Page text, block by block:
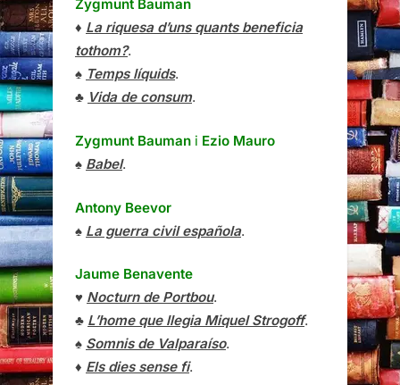
Zygmunt Bauman
♦ La riquesa d’uns quants beneficia
tothom?.
♠ Temps líquids.
♣ Vida de consum.
Zygmunt Bauman i Ezio Mauro
♠ Babel.
Antony Beevor
♠ La guerra civil española.
Jaume Benavente
♥ Nocturn de Portbou.
♣ L’home que llegia Miquel Strogoff.
♠ Somnis de Valparaíso.
♦ Els dies sense fi.